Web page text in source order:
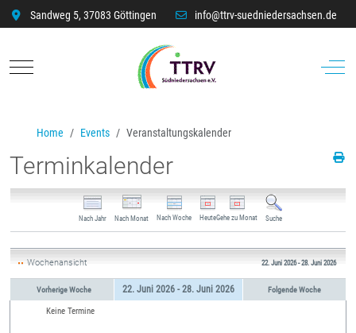
Sandweg 5, 37083 Göttingen info@ttrv-suedniedersachsen.de
Mobile Menu Toggle Off-
Home Events Veranstaltungskalender
Terminkalender
Nach Jahr Nach Monat Nach Woche HeuteGehe zu Monat Suche
Wochenansicht 22. Juni 2026 - 28. Juni 2026
Vorherige Woche 22. Juni 2026 - 28. Juni 2026 Folgende Woche
Keine Termine